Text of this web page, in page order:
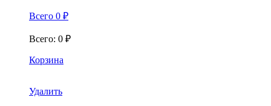
Всего 0 ₽
Всего: 0 ₽
Корзина
Удалить